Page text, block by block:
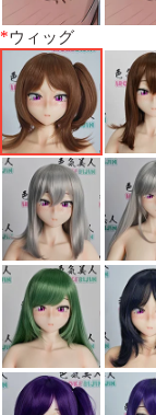
*ウィッグ